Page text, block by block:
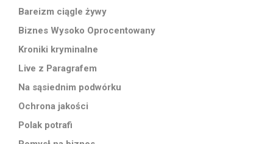
Bareizm ciągle żywy
Biznes Wysoko Oprocentowany
Kroniki kryminalne
Live z Paragrafem
Na sąsiednim podwórku
Ochrona jakości
Polak potrafi